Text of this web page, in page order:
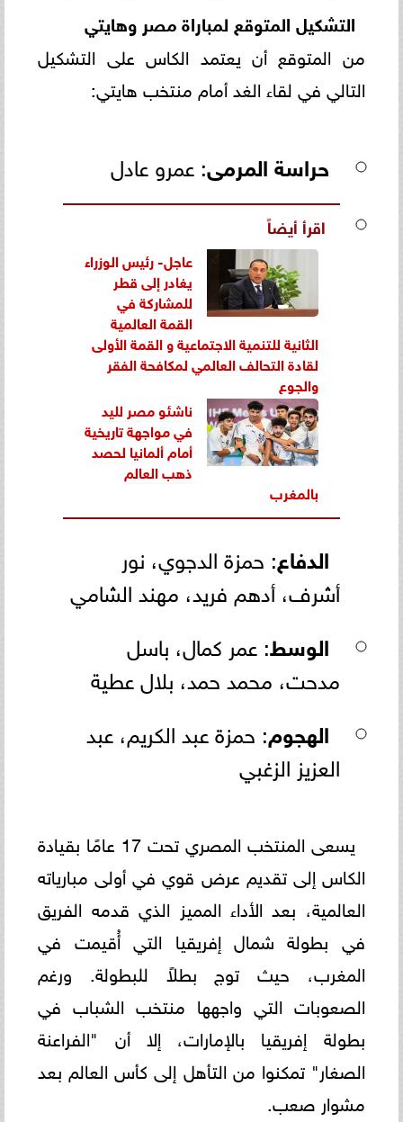
التشكيل المتوقع لمباراة مصر وهايتي
من المتوقع أن يعتمد الكاس على التشكيل
التالي في لقاء الغد أمام منتخب هايتي:
حراسة المرمى: عمرو عادل
اقرأ أيضاً
عاجل- رئيس الوزراء
يغادر إلى قطر
للمشاركة في
القمة العالمية
الثانية للتنمية الاجتماعية و القمة الأولى
لقادة التحالف العالمي لمكافحة الفقر
والجوع
ناشئو مصر لليد
في مواجهة تاريخية
أمام ألمانيا لحصد
ذهب العالم
بالمغرب
الدفاع: حمزة الدجوي، نور
أشرف، أدهم فريد، مهند الشامي
الوسط: عمر كمال، باسل
مدحت، محمد حمد، بلال عطية
الهجوم: حمزة عبد الكريم، عبد
العزيز الزغبي
يسعى المنتخب المصري تحت 17 عامًا بقيادة
الكاس إلى تقديم عرض قوي في أولى مبارياته
العالمية، بعد الأداء المميز الذي قدمه الفريق
في بطولة شمال إفريقيا التي أُقيمت في
المغرب، حيث توج بطلاً للبطولة. ورغم
الصعوبات التي واجهها منتخب الشباب في
بطولة إفريقيا بالإمارات، إلا أن "الفراعنة
الصغار" تمكنوا من التأهل إلى كأس العالم بعد
مشوار صعب.